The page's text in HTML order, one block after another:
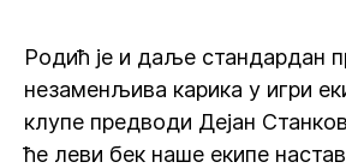
Родић је и даље стандардан
незаменљива карика у игри
клупе предводи Дејан
ће леви бек наше екипе